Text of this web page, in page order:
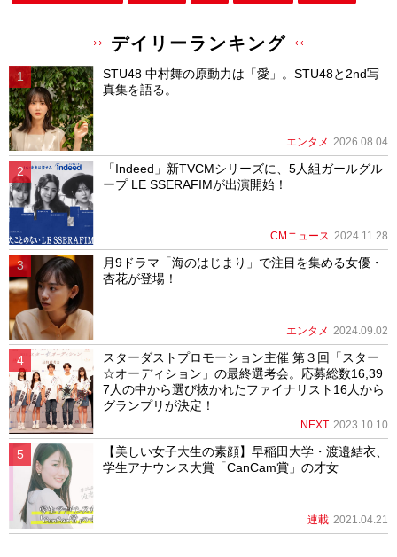
デイリーランキング
STU48 中村舞の原動力は「愛」。STU48と2nd写
真集を語る。
エンタメ 2026.08.04
「Indeed」新TVCMシリーズに、5人組ガールグル
ープ LE SSERAFIMが出演開始！
CMニュース 2024.11.28
月9ドラマ「海のはじまり」で注目を集める女優・
杏花が登場！
エンタメ 2024.09.02
スターダストプロモーション主催 第３回「スター
☆オーディション」の最終選考会。応募総数16,39
7人の中から選び抜かれたファイナリスト16人から
グランプリが決定！
NEXT 2023.10.10
【美しい女子大生の素顔】早稲田大学・渡邉結衣、
学生アナウンス大賞「CanCam賞」の才女
連載 2021.04.21